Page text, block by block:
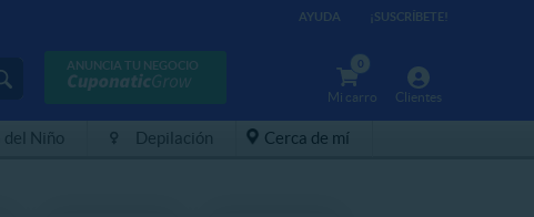
AYUDA ¡SUSCRÍBETE!
ANUNCIA TU NEGOCIO
Clientes
0
Mi carro
del Niño Depilación Cerca de mí